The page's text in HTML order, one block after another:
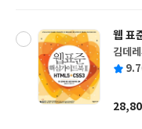
웹 표
글
쓴
김데
출
사
평 9.7
가